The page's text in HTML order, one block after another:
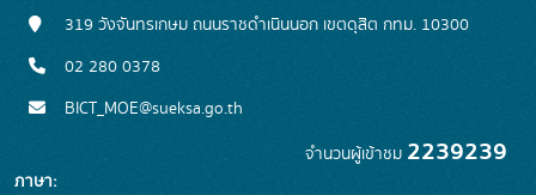
319 วังจันทรเกษม ถนนราชดำเนินนอก เขตดุสิต กทม. 10300
02 280 0378
BICT_MOE@sueksa.go.th
จำนวนผู้เข้าชม 2239239
ภาษา